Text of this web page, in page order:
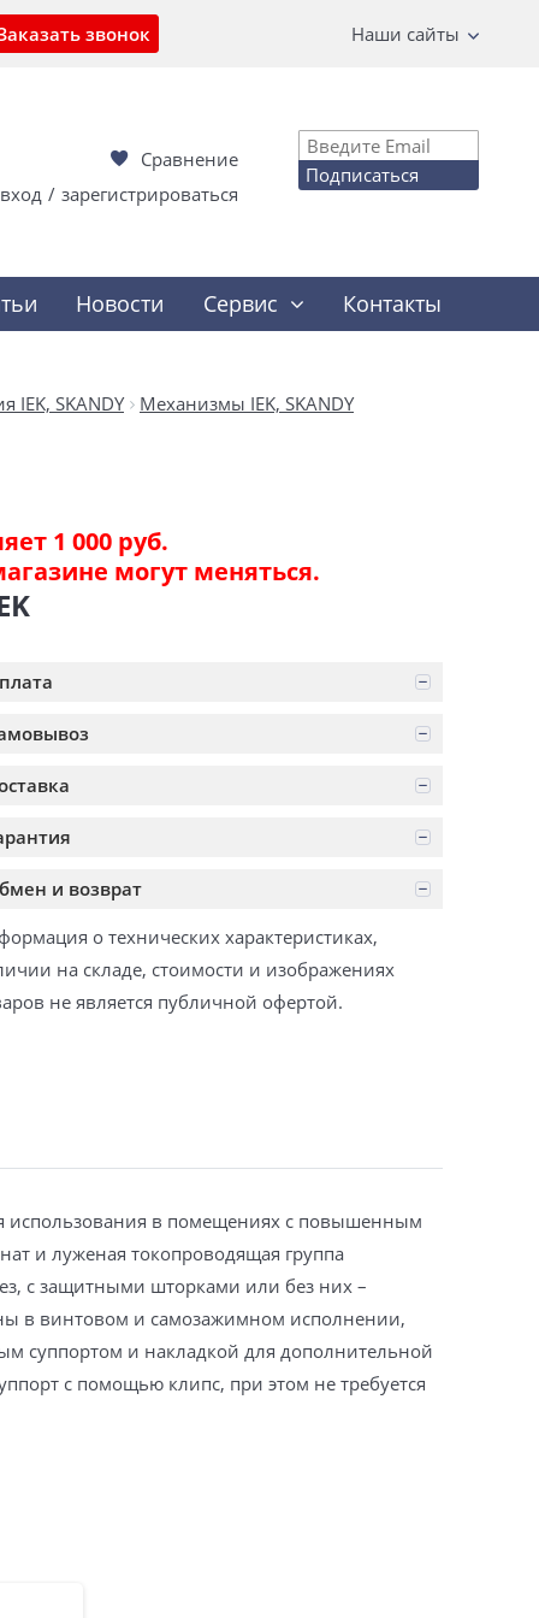
звонок Наши сайты
Сравнение
вход / зарегистрироваться
Подписаться
Новости Сервис Контакты
IEK, SKANDY
Механизмы IEK, SKANDY
1 000 руб.
могут меняться.
и возврат
о технических характеристиках,
на складе, стоимости и изображениях
не является публичной офертой.
использования в помещениях с повышенным
и луженая токопроводящая группа
с защитными шторками или без них –
в винтовом и самозажимном исполнении,
суппортом и накладкой для дополнительной
с помощью клипс, при этом не требуется